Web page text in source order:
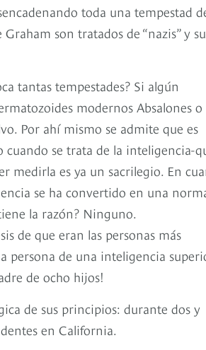
toda una tempestad
son tratados de “nazis” y
tantas tempestades? Si algún
modernos Absalones o
Por ahí mismo se admite que es
cuando se trata de la inteligencia-
medirla es ya un sacrilegio. En
se ha convertido en una
la razón? Ninguno.
de que eran las personas más
persona de una inteligencia
de ocho hijos!
de sus principios: durante dos y
en California.